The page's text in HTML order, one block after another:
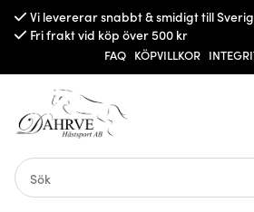
Vi levererar snabbt & smidigt till
Fri frakt vid köp över 500 kr
FAQ KÖPVILLKOR